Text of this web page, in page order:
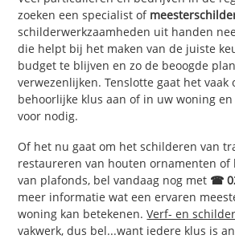
zoeken een specialist of
schilderwerkzaamheden uit handen
die helpt bij het maken van de juiste
budget te blijven en zo de beoogde
verwezenlijken. Tenslotte gaat het vaak
behoorlijke klus aan of in uw woning
voor nodig.
Of het nu gaat om het schilderen van
restaureren van houten ornamenten of
van plafonds, bel vandaag nog met ☎
meer informatie wat een ervaren
woning kan betekenen.Verf- en
vakwerk, dus bel...want iedere klus is